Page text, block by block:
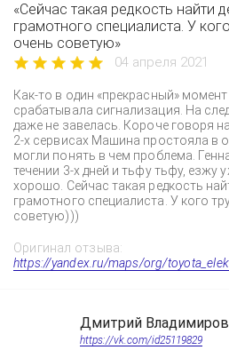
«Сейчас такая редкость найти
грамотного специалиста. У
очень советую»
04 апреля 2021
Как-то в один «прекрасный»
срабатывала сигнализация. На
даже не завелась. Короче говоря
2-х сервисах Машина простояла в
могли понять в чем проблема.
течении 3-х дней и тьфу тьфу, езжу
хорошо. Сейчас такая редкость
грамотного специалиста. У кого
советую)))
Оригинал отзыва:
https://yandex.ru/maps/org/
Дмитрий
https://vk.com/id25119829